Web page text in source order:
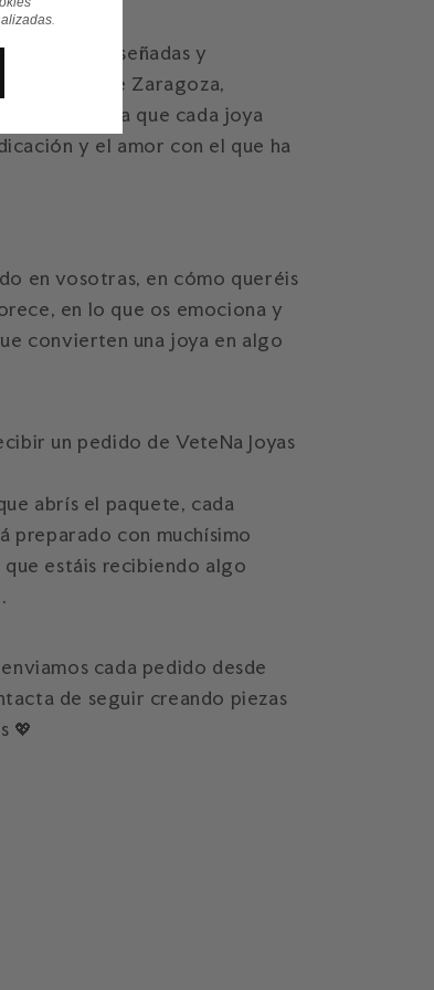
están diseñadas y
taller de Zaragoza,
proceso para que cada joya
y el amor con el que ha
en vosotras, en cómo queréis
en lo que os emociona y
convierten una joya en algo
un pedido de VeteNa Joyas
abrís el paquete, cada
preparado con muchísimo
estáis recibiendo algo
cada pedido desde
de seguir creando piezas
💖
.